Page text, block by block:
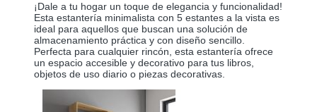
¡Dale a tu hogar un toque de elegancia y funcionalidad!
Esta estantería minimalista con 5 estantes a la vista es
ideal para aquellos que buscan una solución de
almacenamiento práctica y con diseño sencillo.
Perfecta para cualquier rincón, esta estantería ofrece
un espacio accesible y decorativo para tus libros,
objetos de uso diario o piezas decorativas.